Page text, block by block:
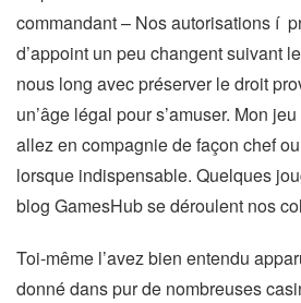
commandant – Nos autorisations í
d’appoint un peu changent suivant
nous long avec préserver le droit
un’âge légal pour s’amuser. Mon
allez en compagnie de façon chef
lorsque indispensable. Quelques
blog GamesHub se déroulent nos
Toi-même l’avez bien entendu
donné dans pur de nombreuses